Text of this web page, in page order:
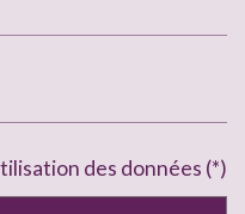
des données (*)